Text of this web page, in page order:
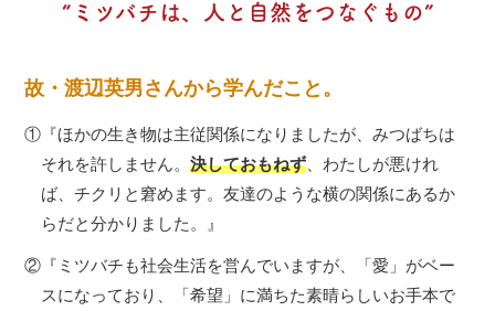
“ミツバチは、人と自然をつなぐもの”
故・渡辺英男さんから学んだこと。
① 『ほかの生き物は主従関係になりましたが、みつばちは
それを許しません。決しておもねず 、わたしが悪けれ
ば、チクリと窘めます。友達のような横の関係にあるか
らだと分かりました。』
② 『ミツバチも社会生活を営んでいますが、「愛」がベー
スになっており、「希望」に満ちた素晴らしいお手本で